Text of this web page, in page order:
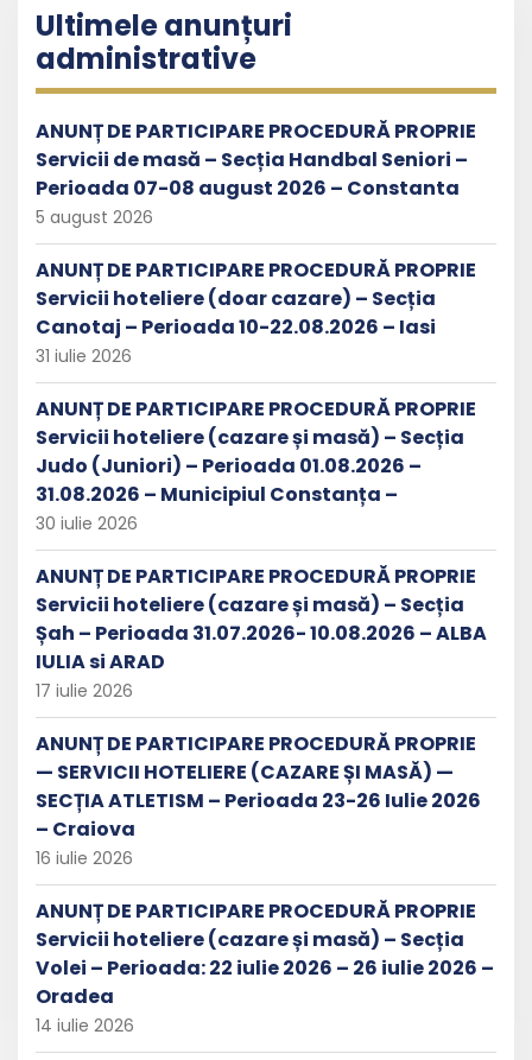
Ultimele anunțuri
administrative
ANUNȚ DE PARTICIPARE PROCEDURĂ PROPRIE
Servicii de masă – Secția Handbal Seniori –
Perioada 07-08 august 2026 – Constanta
5 august 2026
ANUNȚ DE PARTICIPARE PROCEDURĂ PROPRIE
Servicii hoteliere (doar cazare) – Secția
Canotaj – Perioada 10-22.08.2026 – Iasi
31 iulie 2026
ANUNȚ DE PARTICIPARE PROCEDURĂ PROPRIE
Servicii hoteliere (cazare și masă) – Secția
Judo (Juniori) – Perioada 01.08.2026 –
31.08.2026 – Municipiul Constanța –
30 iulie 2026
ANUNȚ DE PARTICIPARE PROCEDURĂ PROPRIE
Servicii hoteliere (cazare și masă) – Secția
Șah – Perioada 31.07.2026- 10.08.2026 – ALBA
IULIA si ARAD
17 iulie 2026
ANUNȚ DE PARTICIPARE PROCEDURĂ PROPRIE
— SERVICII HOTELIERE (CAZARE ȘI MASĂ) —
SECȚIA ATLETISM – Perioada 23-26 Iulie 2026
– Craiova
16 iulie 2026
ANUNȚ DE PARTICIPARE PROCEDURĂ PROPRIE
Servicii hoteliere (cazare și masă) – Secția
Volei – Perioada: 22 iulie 2026 – 26 iulie 2026 –
Oradea
14 iulie 2026